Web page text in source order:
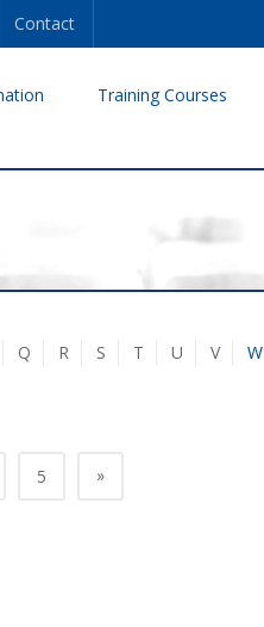
Contact
Training Courses
Q R S T U V W
5 »